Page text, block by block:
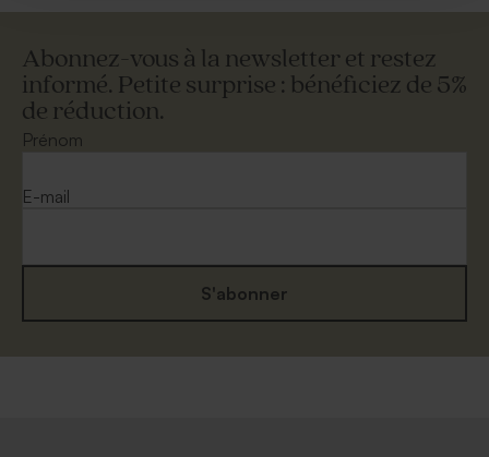
Abonnez-vous à la newsletter et restez
informé. Petite surprise : bénéficiez de 5%
de réduction.
Prénom
E-mail
S'abonner